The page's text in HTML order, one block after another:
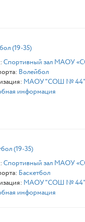
(19-35)
Спортивный зал МАОУ
Волейбол
МАОУ "СОШ № 44"
информация
(19-35)
Спортивный зал МАОУ
Баскетбол
МАОУ "СОШ № 44"
информация